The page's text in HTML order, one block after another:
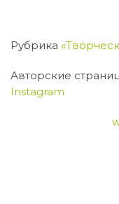
Рубрика
Авторские
Instagram